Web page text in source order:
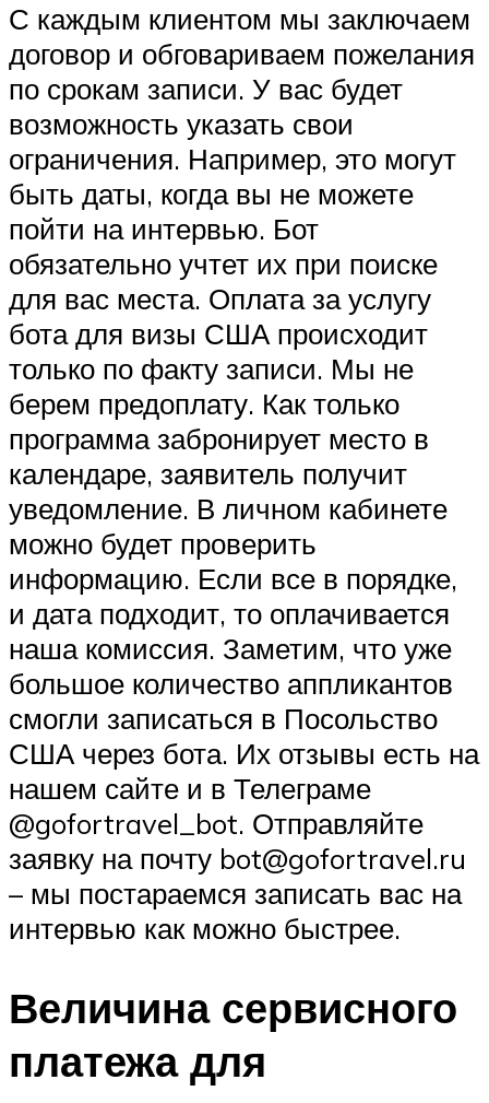
С каждым клиентом мы заключаем
договор и обговариваем пожелания
по срокам записи. У вас будет
возможность указать свои
ограничения. Например, это могут
быть даты, когда вы не можете
пойти на интервью. Бот
обязательно учтет их при поиске
для вас места. Оплата за услугу
бота для визы США происходит
только по факту записи. Мы не
берем предоплату. Как только
программа забронирует место в
календаре, заявитель получит
уведомление. В личном кабинете
можно будет проверить
информацию. Если все в порядке,
и дата подходит, то оплачивается
наша комиссия. Заметим, что уже
большое количество аппликантов
смогли записаться в Посольство
США через бота. Их отзывы есть на
нашем сайте и в Телеграме
@gofortravel_bot. Отправляйте
заявку на почту bot@gofortravel.ru
– мы постараемся записать вас на
интервью как можно быстрее.
Величина сервисного
платежа для